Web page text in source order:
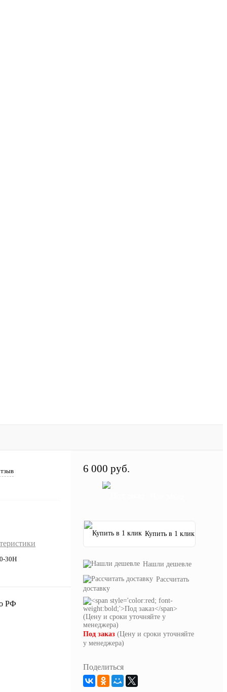
30H
6 000 руб.
Купить в 1 клик
Нашли дешевле
Рассчитать
доставку
Под заказ (Цену и сроки уточняйте
у менеджера)
Поделиться